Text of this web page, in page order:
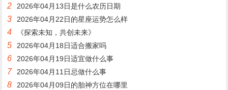
2 2026年04月13日是什么农历日期
3 2026年04月22日的星座运势怎么样
4 《探索未知，共创未来》
5 2026年04月18日适合搬家吗
6 2026年04月19日适宜做什么事
7 2026年04月11日忌做什么事
8 2026年04月09日的胎神方位在哪里